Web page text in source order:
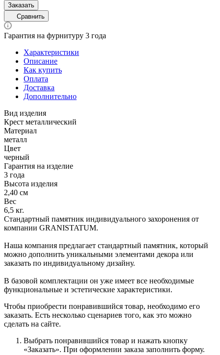
Заказать
Сравнить
Гарантия на фурнитуру 3 года
Характеристики
Описание
Как купить
Оплата
Доставка
Дополнительно
Вид изделия
Крест металлический
Материал
металл
Цвет
черный
Гарантия на изделие
3 года
Высота изделия
2,40 см
Вес
6,5 кг.
Стандартный памятник индивидуального захоронения от
компании GRANISTATUM.
Наша компания предлагает стандартный памятник, который
можно дополнить уникальными элементами декора или
заказать по индивидуальному дизайну.
В базовой комплектации он уже имеет все необходимые
функциональные и эстетические характеристики.
Чтобы приобрести понравившийся товар, необходимо его
заказать. Есть несколько сценариев того, как это можно
сделать на сайте.
Выбрать понравившийся товар и нажать кнопку
«Заказать». При оформлении заказа заполнить форму.